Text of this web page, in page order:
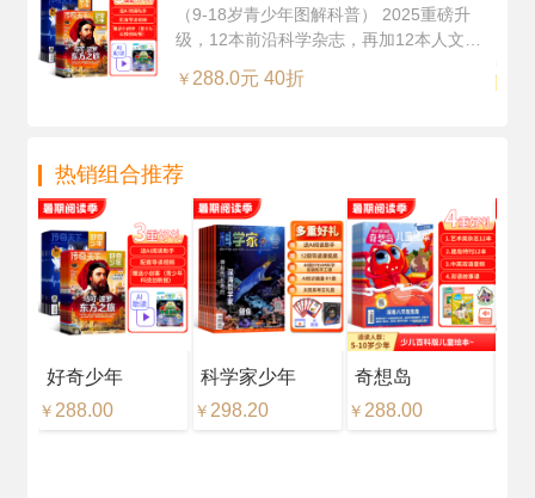
（Science Illustrated 中文版）（1
年共12期24本，科学版+历史版）
+赠送AI阅读助手
（9-18岁青少年图解科普） 2025重磅升
级，12本前沿科学杂志，再加12本人文知
￥ 288.0元 40折
热销组合推荐
好奇少年
￥ 288.00
科学家少年
￥ 298.20
奇想岛
￥ 288.00